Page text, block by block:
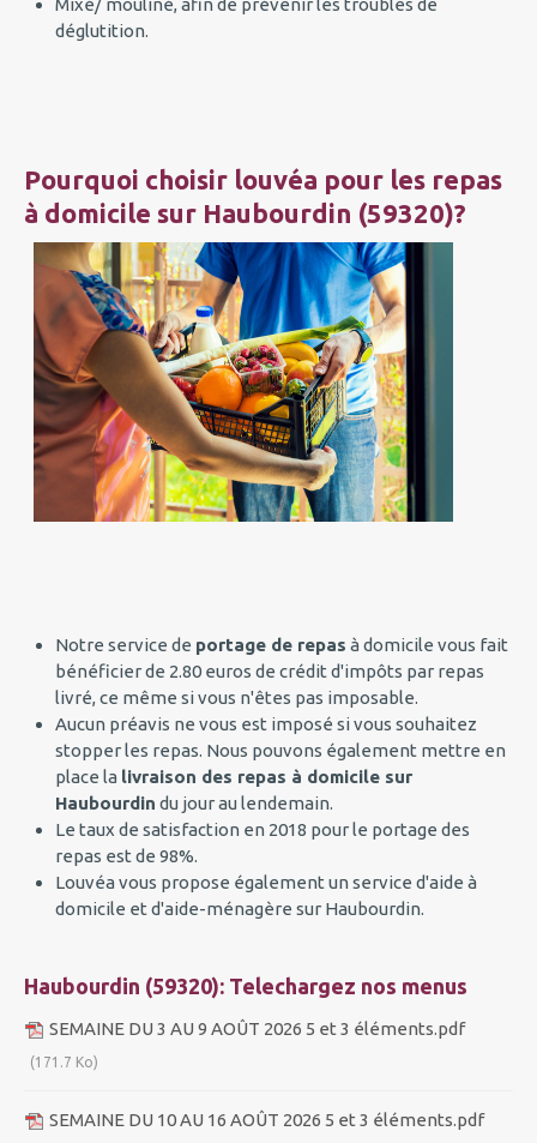
Mixé/ mouliné, afin de prévenir les troubles de
déglutition.
Pourquoi choisir louvéa pour les repas
à domicile sur Haubourdin (59320)?
Notre service de portage de repas à domicile vous fait
bénéficier de 2.80 euros de crédit d'impôts par repas
livré, ce même si vous n'êtes pas imposable.
Aucun préavis ne vous est imposé si vous souhaitez
stopper les repas. Nous pouvons également mettre en
place la livraison des repas à domicile sur
Haubourdin du jour au lendemain.
Le taux de satisfaction en 2018 pour le portage des
repas est de 98%.
Louvéa vous propose également un service d'aide à
domicile et d'aide-ménagère sur Haubourdin.
Haubourdin (59320): Telechargez nos menus
SEMAINE DU 3 AU 9 AOÛT 2026 5 et 3 éléments.pdf
(171.7 Ko)
SEMAINE DU 10 AU 16 AOÛT 2026 5 et 3 éléments.pdf